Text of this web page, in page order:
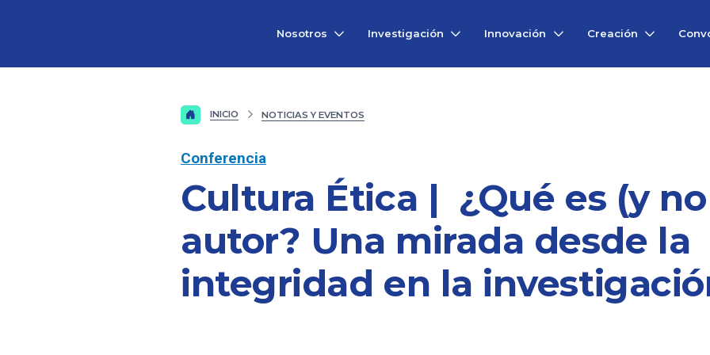
Investigación
Nosotros Investigación Innovación Creación
INICIO NOTICIAS Y EVENTOS
Conferencia
Cultura Ética | ¿Qué es (y
autor? Una mirada desde la
integridad en la